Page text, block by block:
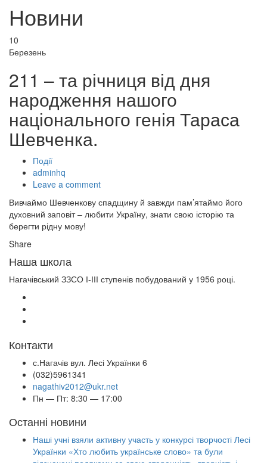
Новини
10
Березень
211 – та річниця від дня
народження нашого
національного генія Тараса
Шевченка.
Події
Author
adminhq
Leave a comment
Вивчаймо Шевченкову спадщину й завжди пам’ятаймо його
духовний заповіт – любити Україну, знати свою історію та
берегти рідну мову!
Share
Наша школа
Нагачівський ЗЗСО І-ІІІ ступенів побудований у 1956 році.
Контакти
с.Нагачів вул. Лесі Українки 6
(032)5961341
nagathiv2012@ukr.net
Пн — Пт: 8:30 — 17:00
Останні новини
Наші учні взяли активну участь у конкурсі творчості Лесі
Українки «Хто любить українське слово» та були